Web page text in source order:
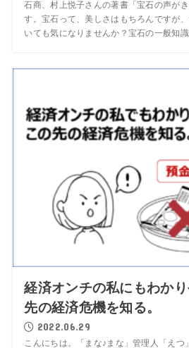
石商、村上悦子さんの著書「宝石の声が
す。宝石って、美しさはもちろんですが
いても気になりませんか？宝石の一般知識
経済オンチの私にもわか
先の経済危機を知る。
2022.06.29
こんにちは。「まな♪まな」管理人「えつ